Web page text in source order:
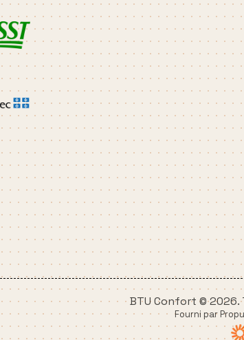
BTU Confort © 2026.
Fourni par